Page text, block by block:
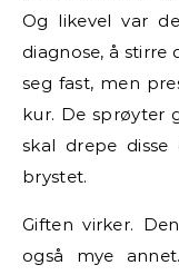
Og likevel var
diagnose, å
seg fast, men
kur. De sprøyter
skal drepe
brystet.
Giften virker.
også mye